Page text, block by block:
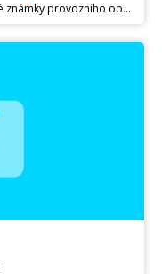
Kočárek je cca 1,5 roku stary, nese drobné známky provozniho opotřebení,ale slouží stale paradne - 4 mesice jeste v zaruce. Cerny, ale mirne vysisovany od slunka. Puvodni cena kocarku 20 tisic + doplňky necele 3 000 ( plastenka vetsi , moskitiera , drzak na piti s kapsickou na riditkach) vse pridam ke kocarku + jeste pridam lepeni na kola , podlozka do kocaru (cernobila), fusak znacky Pinkie na jaro/podzim a tasku na kocarek taky znacka pinkie a jeste lehkou letni decku s cepickou :) vse videt na fotkách .